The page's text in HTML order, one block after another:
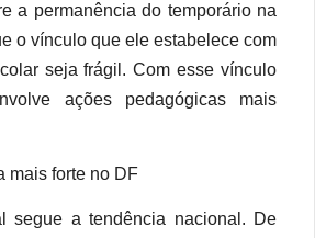
a permanência do temporário na
o vínculo que ele estabelece com
seja frágil. Com esse vínculo
ações pedagógicas mais
mais forte no DF
segue a tendência nacional. De